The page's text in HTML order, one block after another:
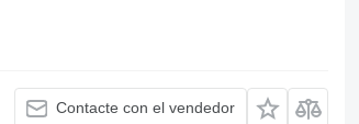
Contacte con el vendedor